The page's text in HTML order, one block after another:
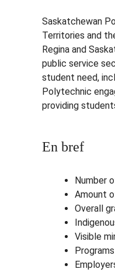
Saskatchewan
Territories and
Regina and
public service
student need,
Polytechnic
providing
En bref
Number
Amount
Overall
Visible